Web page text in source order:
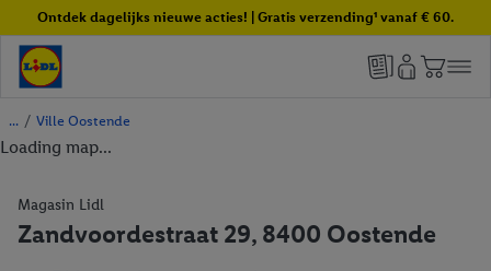
Ontdek dagelijks nieuwe acties! | Gratis verzending¹ vanaf € 60.
/ Ville Oostende
Loading map...
Magasin Lidl
Zandvoordestraat 29, 8400 Oostende